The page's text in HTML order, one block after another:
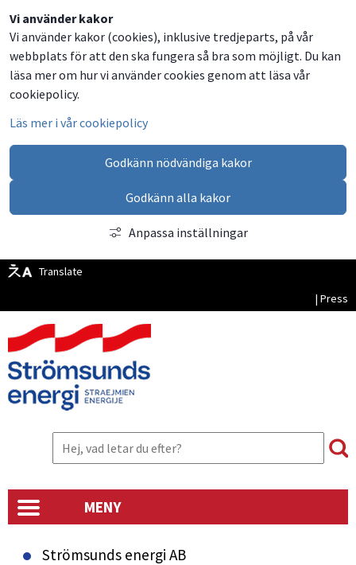
Vi använder kakor
Vi använder kakor (cookies), inklusive tredjeparts, på vår
webbplats för att den ska fungera så bra som möjligt. Du kan
läsa mer om hur vi använder cookies genom att läsa vår
cookiepolicy.
Läs mer i vår cookiepolicy
Godkänn nödvändiga kakor
Godkänn alla kakor
Anpassa inställningar
Translate
| Press
MENY
Strömsunds energi AB
Dela
på
Facebook
Dela
på
Twitter
Dela
på
LinkedIn
Dela
via
email